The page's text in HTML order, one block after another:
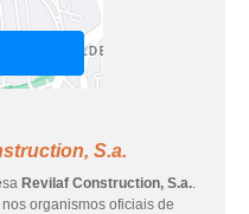
S.a.
Revilaf Construction, S.a..
organismos oficiais de